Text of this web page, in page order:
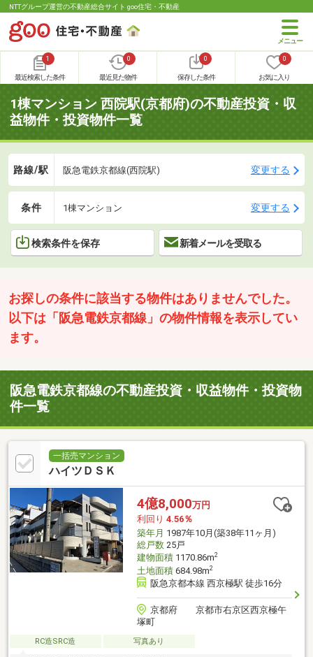
NTTグループ運営の不動産総合サイト goo住宅・不動産
1
最近検索した条件
0
最近見た物件
0
保存した条件
0
お気に入り
1棟マンション 西院駅(京都府)の不動産投資・収
益物件・投資物件一覧
路線/駅 阪急電鉄京都線(西院駅) 変更する
条件 1棟マンション 変更する
検索条件を保存 新着メールを受取る
お探しの条件に該当する物件はありませんでした。
以下は「阪急電鉄京都線」の物件情報を表示してい
ます。
阪急電鉄京都線の不動産投資・収益物件・投資物
件一覧
一括売マンション
ハイツＤＳＫ
4億8,000万円
利回り 4.56％
築年月 1987年10月(築38年11ヶ月)
総戸数25戸
建物面積1170.86m2
土地面積684.98m2
阪急京都本線 西京極駅 徒歩16分
京都府 京都市右京区西京極午
塚町
RC造SRC造 写真あり